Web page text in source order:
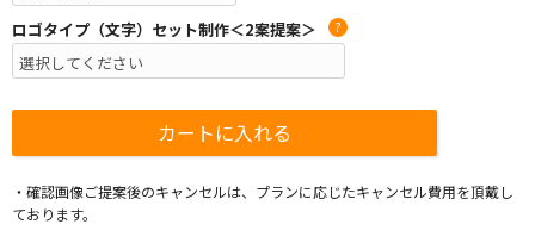
ロゴタイプ（文字）セット制作＜2案提案＞ ?
・確認画像ご提案後のキャンセルは、プランに応じたキャンセル費用を頂戴し
ております。